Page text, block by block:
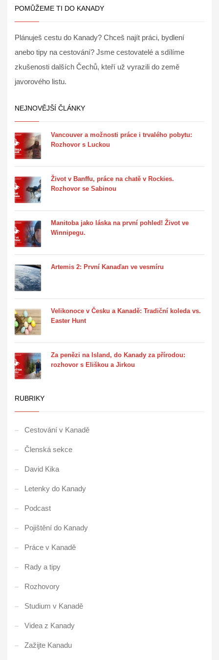
POMŮŽEME TI DO KANADY
Plánuješ cestu do Kanady? Chceš najít práci, bydlení
anebo tipy na cestování? Jsme cestovatelé a sdílíme
zkušenosti dalších Čechů, kteří už vyrazili do země
javorového listu.
NEJNOVĚJŠÍ ČLÁNKY
Vancouver a možnosti práce i trvalého pobytu:
Rozhovor s Luckou
Život v Banffu, práce na chatě v Rockies.
Rozhovor se Sabinou
Manitoba jako láska na první pohled! Život ve
Winnipegu.
Artemis 2: První Kanaďan ve vesmíru
Velikonoce v Česku a Kanadě: Tradiční koleda vs.
Easter Hunt
Za penězi na Island, do Kanady za přírodou:
rozhovor s Eliškou a Jirkou
RUBRIKY
Cestování v Kanadě
Členská sekce
David Kika
Letenky do Kanady
Podcast
Pojištění do Kanady
Práce v Kanadě
Rady a tipy
Rozhovory
Studium v Kanadě
Videa z Kanady
Zažijte Kanadu